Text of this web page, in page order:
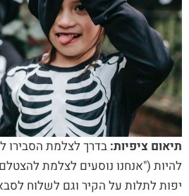
תיאום ציפיות: בדרך לצלמת הסבירו
להיות ("אנחנו נוסעים לצלמת
יפות לתלות על הקיר וגם לשלוח